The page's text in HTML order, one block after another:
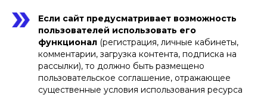
Если сайт предусматривает возможность
пользователей использовать его
функционал (регистрация, личные кабинеты,
комментарии, загрузка контента, подписка на
рассылки), то должно быть размещено
пользовательское соглашение, отражающее
существенные условия использования ресурса